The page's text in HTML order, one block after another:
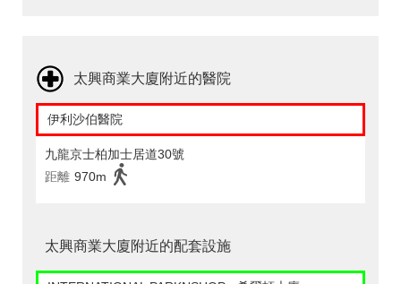
太興商業大廈附近的醫院
伊利沙伯醫院
九龍京士柏加士居道30號
距離 970m
太興商業大廈附近的配套設施